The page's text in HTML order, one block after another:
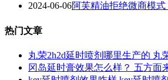
2024-06-06阿芙精油拒绝微商模
热门文章
丸荣2h2d延时喷剂哪里生产的 丸
冈岛延时膏效果怎么样？ 五方面